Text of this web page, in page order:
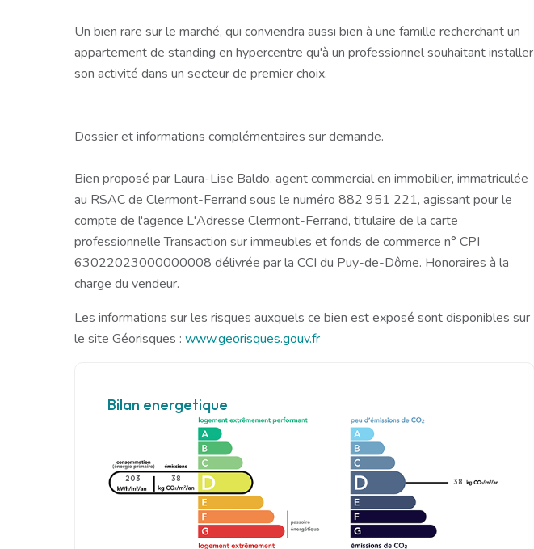
Un bien rare sur le marché, qui conviendra aussi bien à une famille recherchant un
appartement de standing en hypercentre qu'à un professionnel souhaitant installer
son activité dans un secteur de premier choix.
Dossier et informations complémentaires sur demande.
Bien proposé par Laura-Lise Baldo, agent commercial en immobilier, immatriculée
au RSAC de Clermont-Ferrand sous le numéro 882 951 221, agissant pour le
compte de l'agence L'Adresse Clermont-Ferrand, titulaire de la carte
professionnelle Transaction sur immeubles et fonds de commerce n° CPI
63022023000000008 délivrée par la CCI du Puy-de-Dôme. Honoraires à la
charge du vendeur.
Les informations sur les risques auxquels ce bien est exposé sont disponibles sur
le site Géorisques : www.georisques.gouv.fr
Bilan energetique
203 38 38